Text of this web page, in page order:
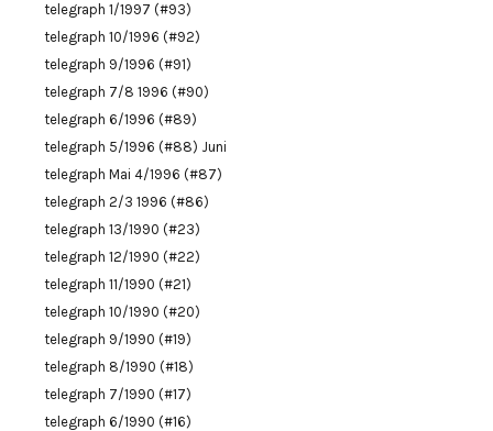
telegraph 1/1997 (#93)
telegraph 10/1996 (#92)
telegraph 9/1996 (#91)
telegraph 7/8 1996 (#90)
telegraph 6/1996 (#89)
telegraph 5/1996 (#88) Juni
telegraph Mai 4/1996 (#87)
telegraph 2/3 1996 (#86)
telegraph 13/1990 (#23)
telegraph 12/1990 (#22)
telegraph 11/1990 (#21)
telegraph 10/1990 (#20)
telegraph 9/1990 (#19)
telegraph 8/1990 (#18)
telegraph 7/1990 (#17)
telegraph 6/1990 (#16)